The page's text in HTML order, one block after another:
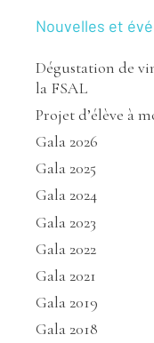
Nouvelles et
Dégustation de
la FSAL
Projet d’élève à
Gala 2026
Gala 2025
Gala 2024
Gala 2023
Gala 2022
Gala 2021
Gala 2019
Gala 2018